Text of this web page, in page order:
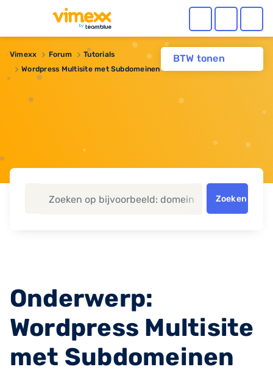
BTW tonen
Vimexx Forum
Tutorials
Wordpress Multisite met Subdomeinen
Zoeken
Onderwerp:
Wordpress Multisite
met Subdomeinen